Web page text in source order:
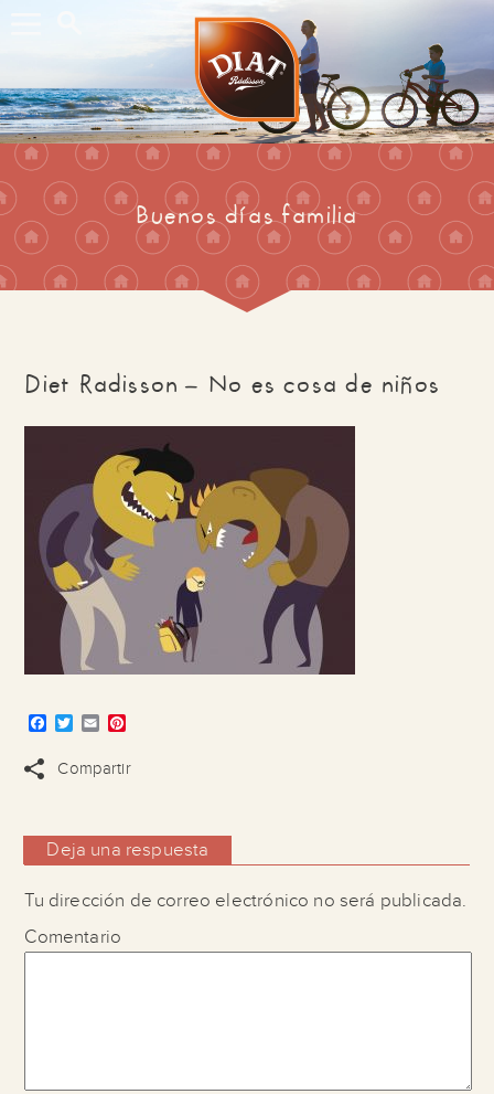
Buenos días familia
Diet Radisson – No es cosa de niños
Facebook
Twitter
Email
Compartir
Deja una respuesta
Tu dirección de correo electrónico no será publicada.
Comentario